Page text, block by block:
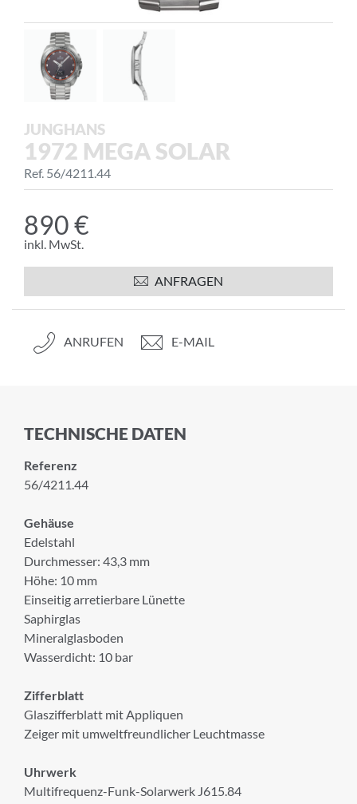
JUNGHANS
1972 MEGA SOLAR
Ref. 56/4211.44
890 €
inkl. MwSt.
ANFRAGEN
ANRUFEN E-MAIL
TECHNISCHE DATEN
Referenz
56/4211.44
Gehäuse
Edelstahl
Durchmesser: 43,3 mm
Höhe: 10 mm
Einseitig arretierbare Lünette
Saphirglas
Mineralglasboden
Wasserdicht: 10 bar
Zifferblatt
Glaszifferblatt mit Appliquen
Zeiger mit umweltfreundlicher Leuchtmasse
Uhrwerk
Multifrequenz-Funk-Solarwerk J615.84